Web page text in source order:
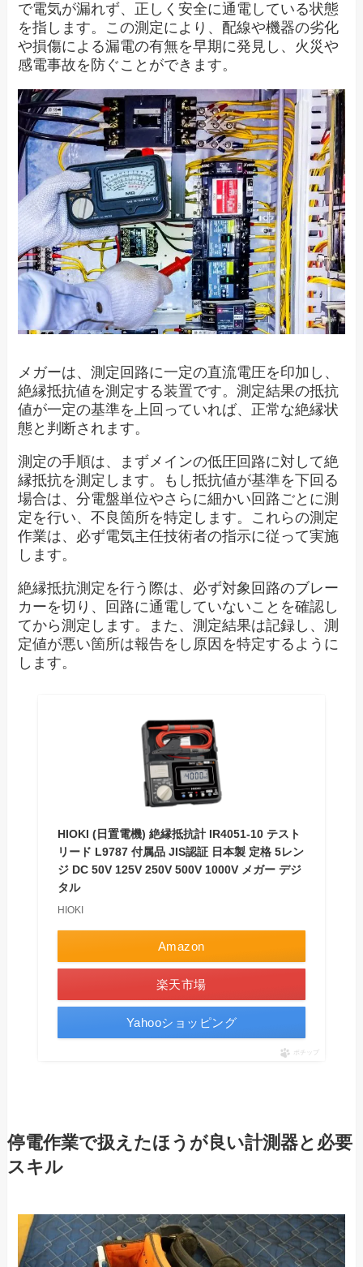
で電気が漏れず、正しく安全に通電している状態
を指します。この測定により、配線や機器の劣化
や損傷による漏電の有無を早期に発見し、火災や
感電事故を防ぐことができます。
メガーは、測定回路に一定の直流電圧を印加し、
絶縁抵抗値を測定する装置です。測定結果の抵抗
値が一定の基準を上回っていれば、正常な絶縁状
態と判断されます。
測定の手順は、まずメインの低圧回路に対して絶
縁抵抗を測定します。もし抵抗値が基準を下回る
場合は、分電盤単位やさらに細かい回路ごとに測
定を行い、不良箇所を特定します。これらの測定
作業は、必ず電気主任技術者の指示に従って実施
します。
絶縁抵抗測定を行う際は、必ず対象回路のブレー
カーを切り、回路に通電していないことを確認し
てから測定します。また、測定結果は記録し、測
定値が悪い箇所は報告をし原因を特定するように
します。
HIOKI (日置電機) 絶縁抵抗計 IR4051-10 テスト
リード L9787 付属品 JIS認証 日本製 定格 5レン
ジ DC 50V 125V 250V 500V 1000V メガー デジ
タル
HIOKI
Amazon
楽天市場
Yahooショッピング
ポチップ
停電作業で扱えたほうが良い計測器と必要
スキル